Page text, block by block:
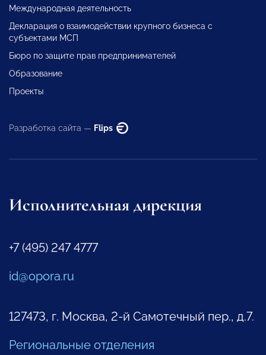
Международная деятельность
Декларация о взаимодействии крупного бизнеса с
субъектами МСП
Бюро по защите прав предпринимателей
Образование
Проекты
Разработка сайта — Flips
Исполнительная дирекция
+7 (495) 247 4777
id@opora.ru
127473, г. Москва, 2-й Самотечный пер., д.7.
Региональные отделения